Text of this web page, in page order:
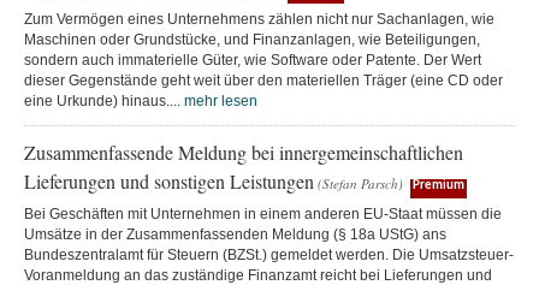
Zum Vermögen eines Unternehmens zählen nicht nur Sachanlagen, wie
Maschinen oder Grundstücke, und Finanzanlagen, wie Beteiligungen,
sondern auch immaterielle Güter, wie Software oder Patente. Der Wert
dieser Gegenstände geht weit über den materiellen Träger (eine CD oder
eine Urkunde) hinaus.... mehr lesen
Zusammenfassende Meldung bei innergemeinschaftlichen
Lieferungen und sonstigen Leistungen (Stefan Parsch) Premium
Bei Geschäften mit Unternehmen in einem anderen EU-Staat müssen die
Umsätze in der Zusammenfassenden Meldung (§ 18a UStG) ans
Bundeszentralamt für Steuern (BZSt.) gemeldet werden. Die Umsatzsteuer-
Voranmeldung an das zuständige Finanzamt reicht bei Lieferungen und